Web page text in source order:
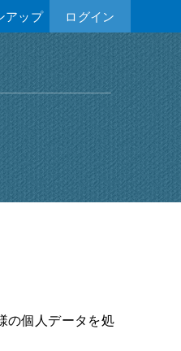
ログイン
アップ
の個人データを処